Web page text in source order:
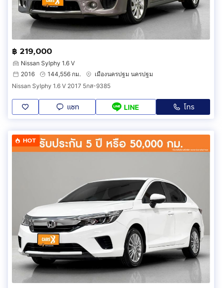
฿ 219,000
Nissan Sylphy 1.6 V
2016
144,556 กม.
เมืองนครปฐม นครปฐม
Nissan Sylphy 1.6 V 2017 5กส-9385
แชท LINE โทร
HOT